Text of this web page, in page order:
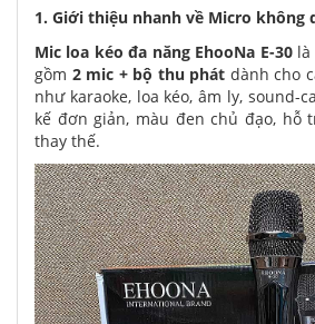
1. Giới thiệu nhanh về Micro không
Mic loa kéo đa năngEhooNa E-30là
gồm 2 mic + bộ thu phát dành cho
như karaoke, loa kéo, âm ly, sound-
kế đơn giản, màu đen chủ đạo, hỗ
thay thế.